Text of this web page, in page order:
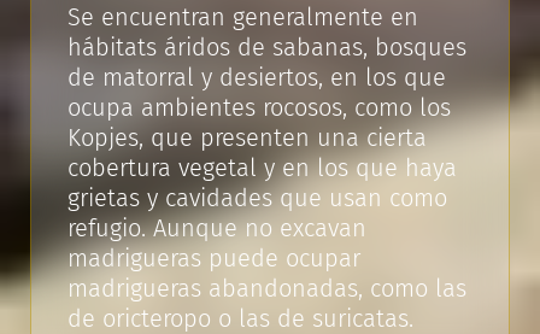
Se encuentran generalmente en
hábitats áridos de sabanas, bosques
de matorral y desiertos, en los que
ocupa ambientes rocosos, como los
Kopjes, que presenten una cierta
cobertura vegetal y en los que haya
grietas y cavidades que usan como
refugio. Aunque no excavan
madrigueras puede ocupar
madrigueras abandonadas, como las
de oricteropo o las de suricatas.